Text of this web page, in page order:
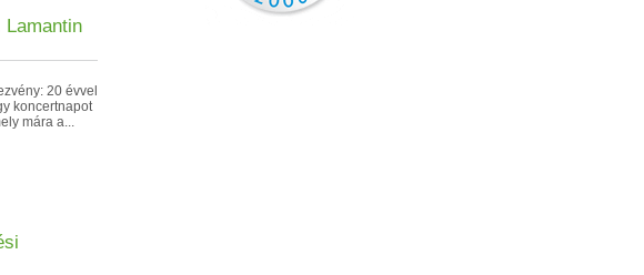
Lamantin
20 évvel
koncertnapot
mára a...